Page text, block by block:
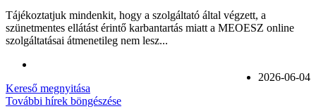
Tájékoztatjuk mindenkit, hogy a szolgáltató által végzett, a
szünetmentes ellátást érintő karbantartás miatt a MEOESZ online
szolgáltatásai átmenetileg nem lesz...
2026-06-04
Kereső megnyitása
További hírek böngészése